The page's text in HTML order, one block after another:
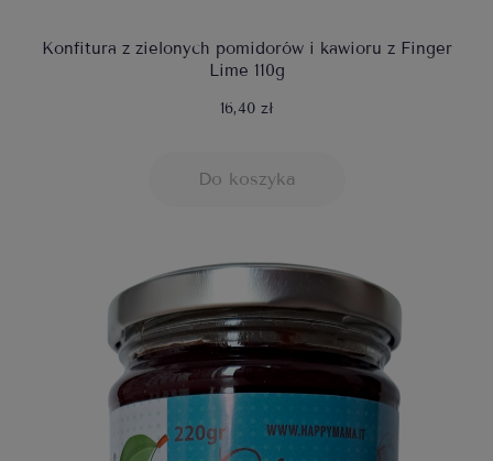
Konfitura z zielonych pomidorów i kawioru z Finger
Lime 110g
16,40 zł
Do koszyka